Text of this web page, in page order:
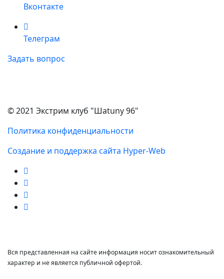
Вконтакте
Телеграм
Задать вопрос
© 2021 Экстрим клуб "Шаtuny 96"
Политика конфиденциальности
Создание и поддержка сайта Hyper-Web
Вся представленная на сайте информация носит ознакомительный
характер и не является публичной офертой.